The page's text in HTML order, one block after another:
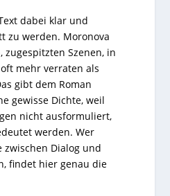
dabei klar und
zu werden. Moronova
Szenen, in
mehr verraten als
gibt dem Roman
gewisse Dichte, weil
nicht ausformuliert,
werden. Wer
zwischen Dialog und
findet hier genau die